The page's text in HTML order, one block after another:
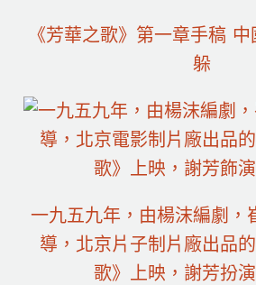
《芳華之歌》第一章手稿
躲
一九五九年，由楊沫編劇，
導，北京片子制片廠出品
歌》上映，謝芳扮